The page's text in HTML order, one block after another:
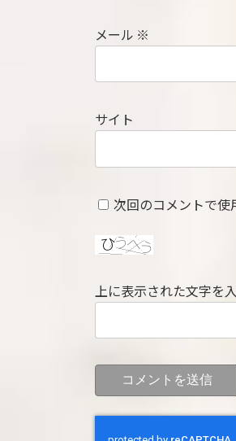
メール ※
サイト
次回のコメントで使
上に表示された文字を